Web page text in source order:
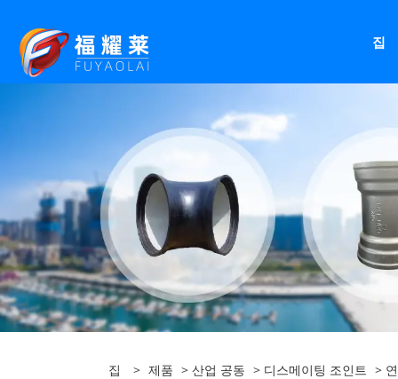
집
집 > 제품 > 산업 공동 > 디스메이팅 조인트 >